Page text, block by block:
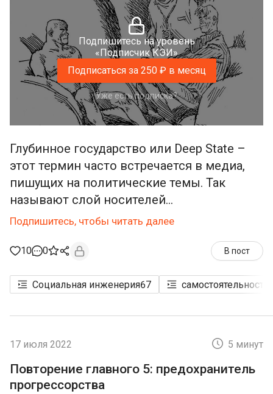
Подпишитесь на уровень
«Подписчик КЭИ»
Подписаться за 250 ₽ в месяц
Уже есть подписка?
Глубинное государство или Deep State –
этот термин часто встречается в медиа,
пишущих на политические темы. Так
называют слой носителей...
Подпишитесь, чтобы читать далее
10 0 В пост
Социальная инженерия67 самостоятельность
17 июля 2022 5 минут
Повторение главного 5: предохранитель
прогрессорства